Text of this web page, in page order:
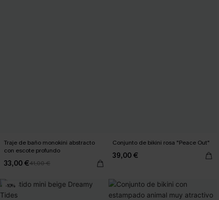
Traje de baño monokini abstracto
con escote profundo
33,00 €41,00 €
Conjunto de bikini rosa "Peace Out"
39,00 €
-10%